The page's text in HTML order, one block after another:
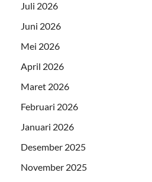
Juli 2026
Juni 2026
Mei 2026
April 2026
Maret 2026
Februari 2026
Januari 2026
Desember 2025
November 2025